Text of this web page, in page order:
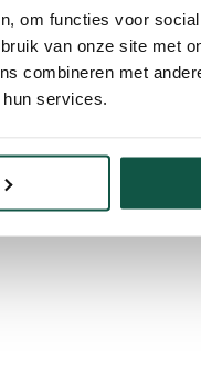
om functies voor
van onze site met
combineren met
services.